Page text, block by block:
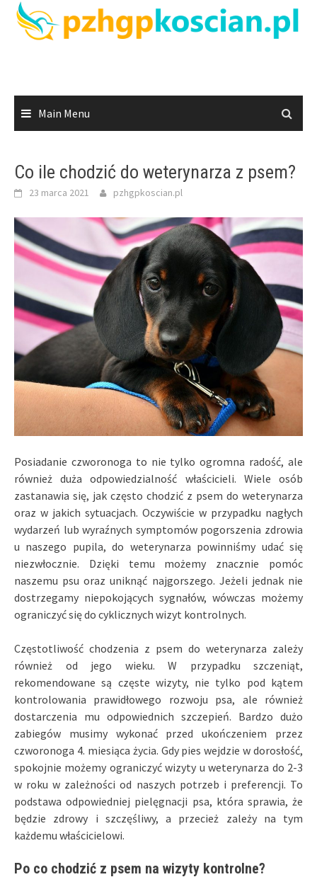
Skip
content
Main Menu
Co ile chodzić do weterynarza z psem?
23 marca 2021 pzhgpkoscian.pl
Posiadanie czworonoga to nie tylko ogromna radość, ale
również duża odpowiedzialność właścicieli. Wiele osób
zastanawia się, jak często chodzić z psem do weterynarza
oraz w jakich sytuacjach. Oczywiście w przypadku nagłych
wydarzeń lub wyraźnych symptomów pogorszenia zdrowia
u naszego pupila, do weterynarza powinniśmy udać się
niezwłocznie. Dzięki temu możemy znacznie pomóc
naszemu psu oraz uniknąć najgorszego. Jeżeli jednak nie
dostrzegamy niepokojących sygnałów, wówczas możemy
ograniczyć się do cyklicznych wizyt kontrolnych.
Częstotliwość chodzenia z psem do weterynarza zależy
również od jego wieku. W przypadku szczeniąt,
rekomendowane są częste wizyty, nie tylko pod kątem
kontrolowania prawidłowego rozwoju psa, ale również
dostarczenia mu odpowiednich szczepień. Bardzo dużo
zabiegów musimy wykonać przed ukończeniem przez
czworonoga 4. miesiąca życia. Gdy pies wejdzie w dorosłość,
spokojnie możemy ograniczyć wizyty u weterynarza do 2-3
w roku w zależności od naszych potrzeb i preferencji. To
podstawa odpowiedniej pielęgnacji psa, która sprawia, że
będzie zdrowy i szczęśliwy, a przecież zależy na tym
każdemu właścicielowi.
Po co chodzić z psem na wizyty kontrolne?